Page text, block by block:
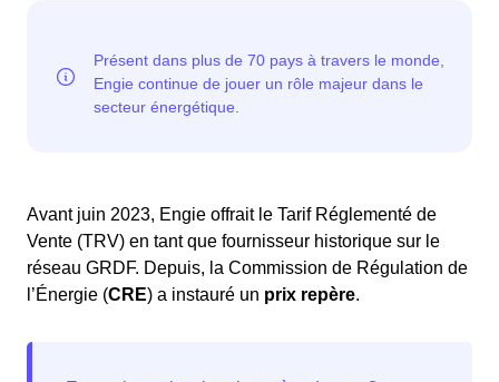
Avant juin 2023, Engie offrait le Tarif Réglementé de
Vente (TRV) en tant que fournisseur historique sur le
réseau GRDF. Depuis, la Commission de Régulation de
l’Énergie (CRE) a instauré un prix repère.